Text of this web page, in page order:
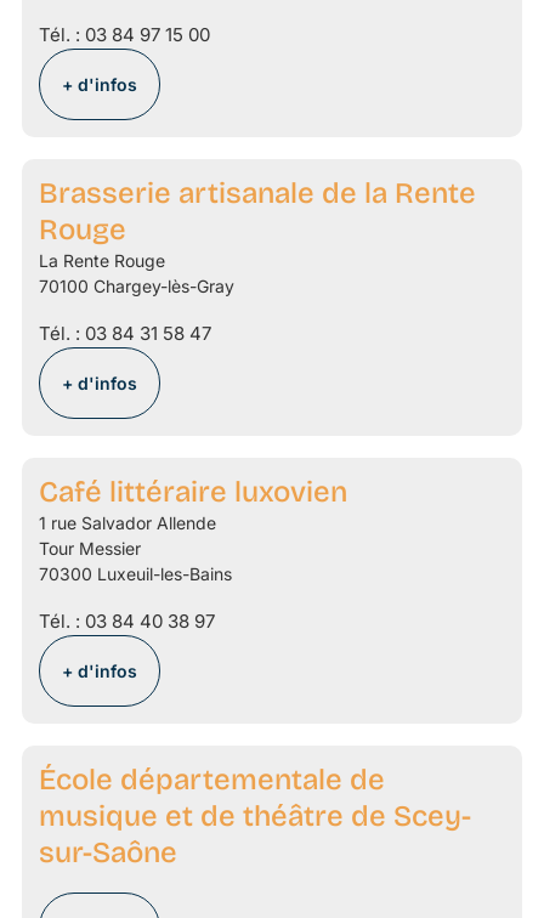
Tél. : 03 84 97 15 00
+ d'infos
Brasserie artisanale de la Rente
Rouge
La Rente Rouge
70100 Chargey-lès-Gray
Tél. : 03 84 31 58 47
+ d'infos
Café littéraire luxovien
1 rue Salvador Allende
Tour Messier
70300 Luxeuil-les-Bains
Tél. : 03 84 40 38 97
+ d'infos
École départementale de
musique et de théâtre de Scey-
sur-Saône